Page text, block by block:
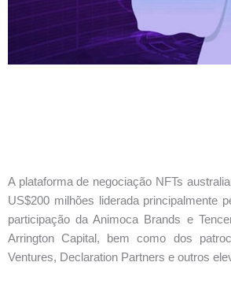
A plataforma de negociação NFTs
US$200 milhões liderada principalmente
participação da Animoca Brands e
Arrington Capital, bem como dos
Ventures, Declaration Partners e outros